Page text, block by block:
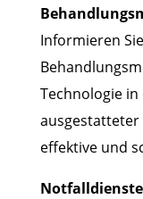
Informieren
Technologie
ausgestatteter
effektive und